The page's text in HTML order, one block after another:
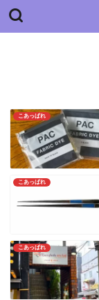
こあっぱれ
こあっぱれ
こあっぱれ